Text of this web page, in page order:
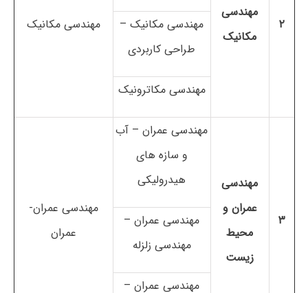
۲
مهندسی
مکانیک
مهندسی مکانیک
مهندسی مکانیک –
طراحی کاربردی
مهندسی مکاترونیک
۳
مهندسی
عمران و
محیط
زیست
مهندسی عمران – آب
و سازه های
هیدرولیکی
مهندسی عمران-
عمران
مهندسی عمران –
مهندسی زلزله
مهندسی عمران –